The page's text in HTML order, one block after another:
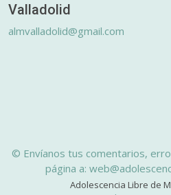
Valladolid
almvalladolid@gmail.com
© Envíanos tus comentarios,
página a:
Adolescencia Libre de